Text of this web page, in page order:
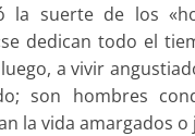
la suerte de los
dedican todo el
a vivir
son hombres
la vida amargados